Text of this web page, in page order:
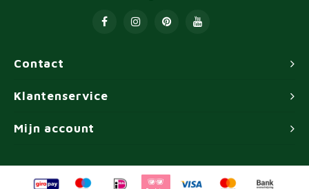
Contact
Klantenservice
Mijn account